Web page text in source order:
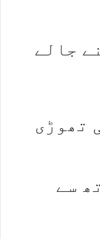
جالے
تھوڑی
سے